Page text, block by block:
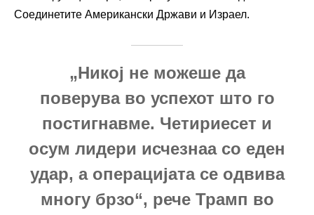
Соединетите Американски Држави и Израел.
„Никој не можеше да
поверува во успехот што го
постигнавме. Четириесет и
осум лидери исчезнаа со еден
удар, а операцијата се одвива
многу брзо“, рече Трамп во